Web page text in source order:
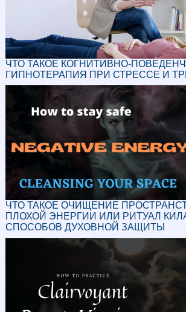
ЧТО ТАКОЕ КОГНИТИВНО-
ГИПНОТЕРАПИЯ ПРИ СТРЕССЕ И
ЧТО ТАКОЕ ОЧИЩЕНИЕ
ПЛОХОЙ ЭНЕРГИИ ИЛИ РИТУАЛ
СПОСОБОВ ДУХОВНОЙ ЗАЩИТЫ